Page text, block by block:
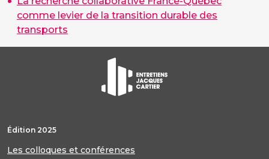
comme levier de la transition durable des
transports
Édition 2025
Les colloques et conférences